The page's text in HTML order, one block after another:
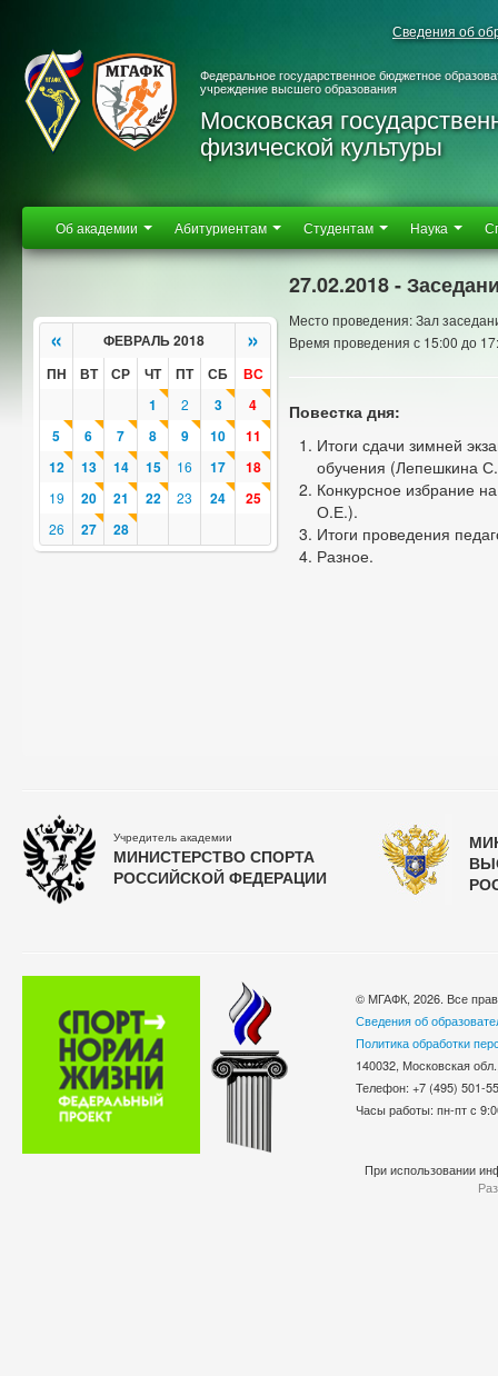
Сведения об
Федеральное государственное бюджетное
учреждение высшего образования
Московская
физической культуры
Об академии Абитуриентам Студентам Наука
« ФЕВРАЛЬ 2018 »
ПН ВТ СР ЧТ ПТ СБ
ВС
1
2 3
4
5
6 7 8 9 10
11
12
13 14 15 16 17 18
19 20 21 22 23 24 25
26 27 28
27.02.2018 -
Место проведения: Зал
Время проведения с 15:00 до
Повестка дня:
Итоги сдачи зимней
обучения (Лепешкина
Конкурсное избрание
О.Е.).
Итоги проведения
Разное.
Учредитель академии
МИНИСТЕРСТВО СПОРТА
РОССИЙСКОЙ ФЕДЕРАЦИИ
© МГАФК, 2026. Все
Сведения об
Политика обработки
140032, Московская
Телефон: +7 (495)
Часы работы: пн-пт с
При использовании